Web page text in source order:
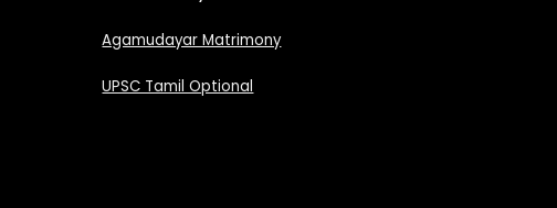
Agamudayar Matrimony
UPSC Tamil Optional